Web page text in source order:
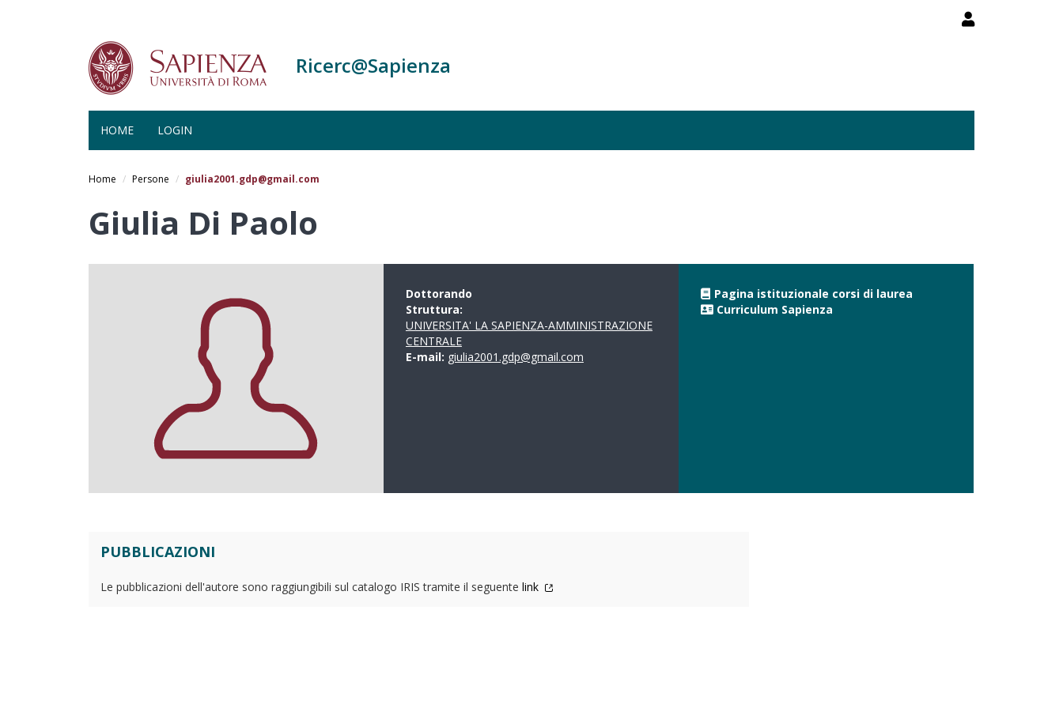
Ricerc@Sapienza
HOME LOGIN
Home Persone giulia2001.gdp@gmail.com
Giulia Di Paolo
Dottorando
Struttura:
UNIVERSITA' LA SAPIENZA-AMMINISTRAZIONE
CENTRALE
E-mail: giulia2001.gdp@gmail.com
Pagina istituzionale corsi di laurea
Curriculum Sapienza
PUBBLICAZIONI
Le pubblicazioni dell'autore sono raggiungibili sul catalogo IRIS tramite il seguente link